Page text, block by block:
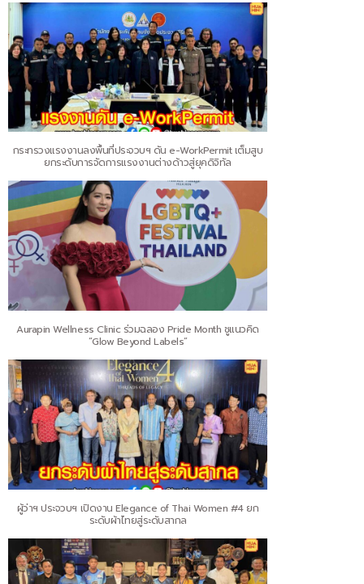
กระทรวงแรงงานลงพื้นที่ประจวบฯ ดัน e-WorkPermit เต็มสูบ
ยกระดับการจัดการแรงงานต่างด้าวสู่ยุคดิจิทัล
Aurapin Wellness Clinic ร่วมฉลอง Pride Month ชูแนวคิด
“Glow Beyond Labels”
ผู้ว่าฯ ประจวบฯ เปิดงาน Elegance of Thai Women #4 ยก
ระดับผ้าไทยสู่ระดับสากล